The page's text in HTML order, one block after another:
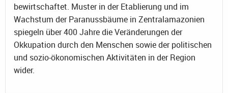
bewirtschaftet. Muster in der Etablierung und im
Wachstum der Paranussbäume in Zentralamazonien
spiegeln über 400 Jahre die Veränderungen der
Okkupation durch den Menschen sowie der politischen
und sozio-ökonomischen Aktivitäten in der Region
wider.